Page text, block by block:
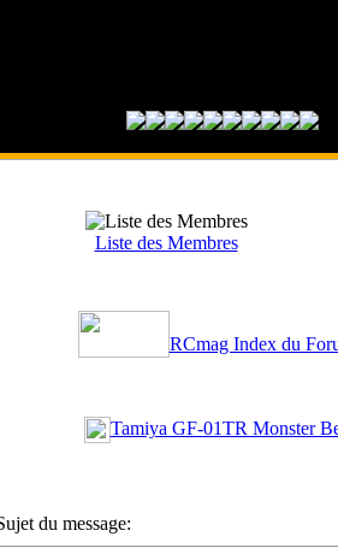
Liste des Membres
RCmag Index du
Tamiya GF-01TR Monster
du message: